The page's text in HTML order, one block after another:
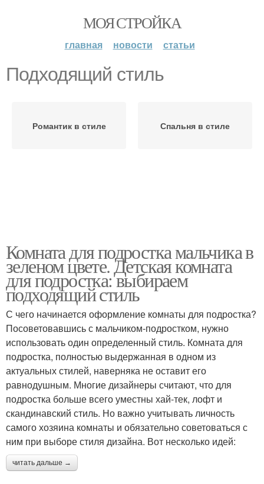
МОЯ СТРОЙКА
главная новости статьи
Подходящий стиль
Романтик в стиле Спальня в стиле
Комната для подростка мальчика в
зеленом цвете. Детская комната
для подростка: выбираем
подходящий стиль
С чего начинается оформление комнаты для подростка?
Посоветовавшись с мальчиком-подростком, нужно
использовать один определенный стиль. Комната для
подростка, полностью выдержанная в одном из
актуальных стилей, наверняка не оставит его
равнодушным. Многие дизайнеры считают, что для
подростка больше всего уместны хай-тек, лофт и
скандинавский стиль. Но важно учитывать личность
самого хозяина комнаты и обязательно советоваться с
ним при выборе стиля дизайна. Вот несколько идей:
читать дальше →